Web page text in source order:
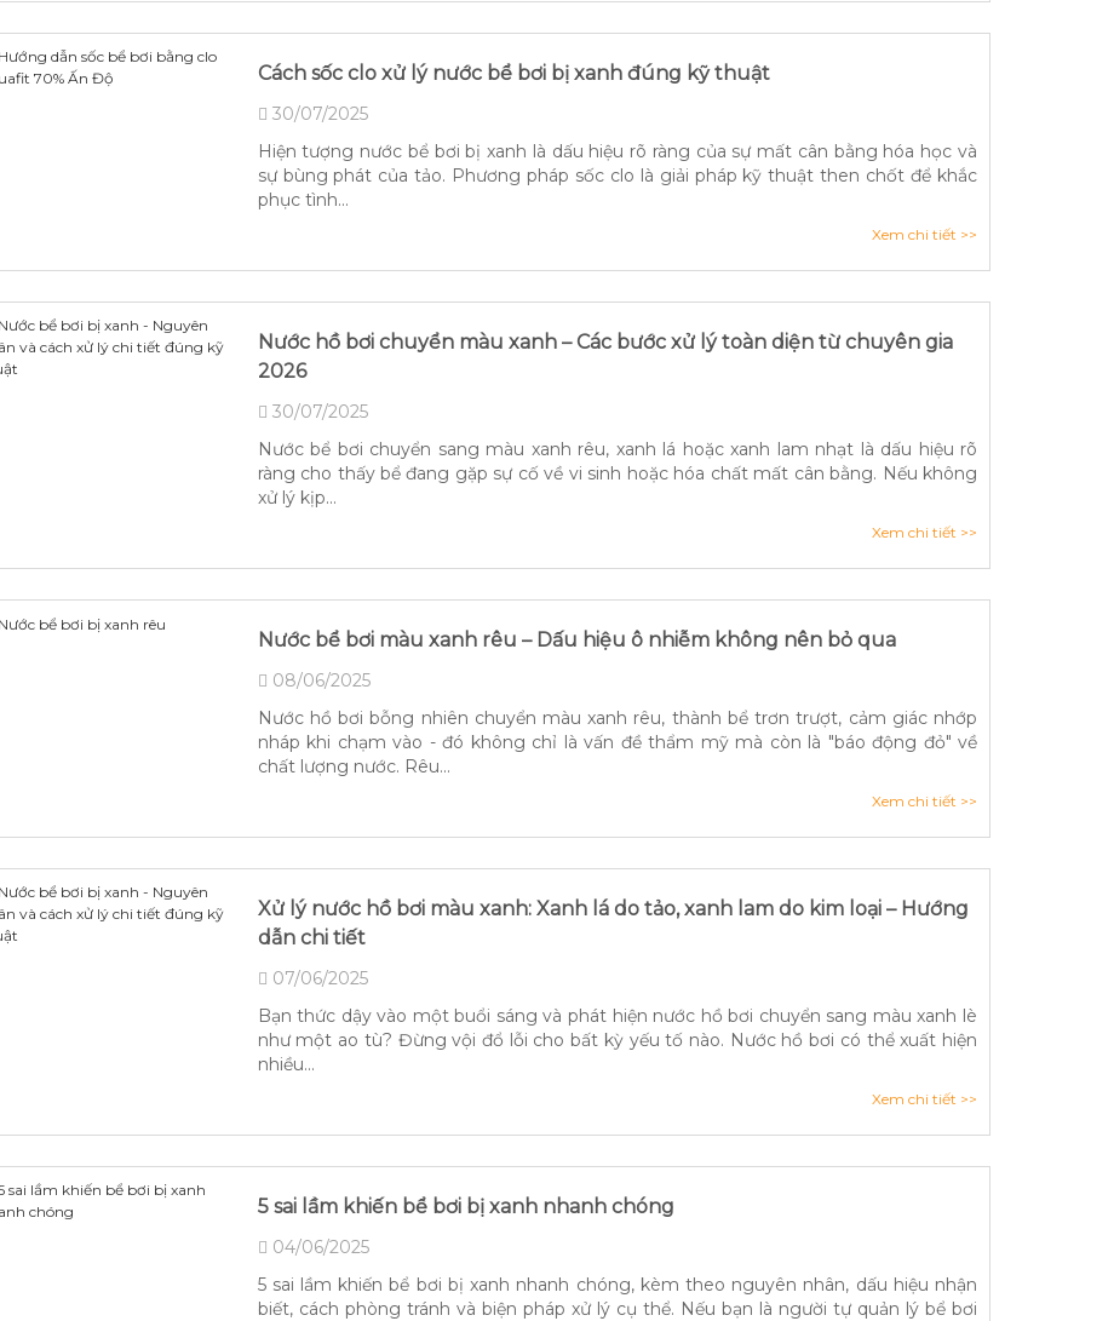
Cách sốc clo xử lý nước bể bơi bị xanh đúng kỹ thuật
30/07/2025
Hiện tượng nước bể bơi bị xanh là dấu hiệu rõ ràng của sự mất cân bằng hóa học và
sự bùng phát của tảo. Phương pháp sốc clo là giải pháp kỹ thuật then chốt để khắc
phục tình...
Xem chi tiết >>
Nước hồ bơi chuyển màu xanh – Các bước xử lý toàn diện từ chuyên gia
2026
30/07/2025
Nước bể bơi chuyển sang màu xanh rêu, xanh lá hoặc xanh lam nhạt là dấu hiệu rõ
ràng cho thấy bể đang gặp sự cố về vi sinh hoặc hóa chất mất cân bằng. Nếu không
xử lý kịp...
Xem chi tiết >>
Nước bể bơi màu xanh rêu – Dấu hiệu ô nhiễm không nên bỏ qua
08/06/2025
Nước hồ bơi bỗng nhiên chuyển màu xanh rêu, thành bể trơn trượt, cảm giác nhớp
nháp khi chạm vào - đó không chỉ là vấn đề thẩm mỹ mà còn là "báo động đỏ" về
chất lượng nước. Rêu...
Xem chi tiết >>
Xử lý nước hồ bơi màu xanh: Xanh lá do tảo, xanh lam do kim loại – Hướng
dẫn chi tiết
07/06/2025
Bạn thức dậy vào một buổi sáng và phát hiện nước hồ bơi chuyển sang màu xanh lè
như một ao tù? Đừng vội đổ lỗi cho bất kỳ yếu tố nào. Nước hồ bơi có thể xuất hiện
nhiều...
Xem chi tiết >>
5 sai lầm khiến bể bơi bị xanh nhanh chóng
04/06/2025
5 sai lầm khiến bể bơi bị xanh nhanh chóng, kèm theo nguyên nhân, dấu hiệu nhận
biết, cách phòng tránh và biện pháp xử lý cụ thể. Nếu bạn là người tự quản lý bể bơi